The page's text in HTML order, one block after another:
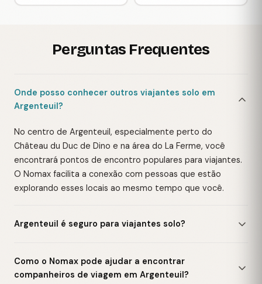
Perguntas Frequentes
Onde posso conhecer outros viajantes solo em
Argenteuil?
No centro de Argenteuil, especialmente perto do
Château du Duc de Dino e na área do La Ferme, você
encontrará pontos de encontro populares para viajantes.
O Nomax facilita a conexão com pessoas que estão
explorando esses locais ao mesmo tempo que você.
Argenteuil é seguro para viajantes solo?
Como o Nomax pode ajudar a encontrar
companheiros de viagem em Argenteuil?